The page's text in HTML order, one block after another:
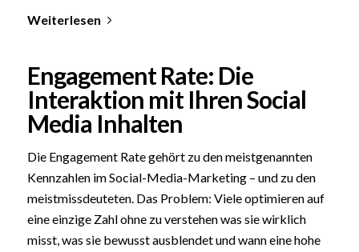
Weiterlesen
Engagement Rate: Die
Interaktion mit Ihren Social
Media Inhalten
Die Engagement Rate gehört zu den meistgenannten
Kennzahlen im Social-Media-Marketing – und zu den
meistmissdeuteten. Das Problem: Viele optimieren auf
eine einzige Zahl ohne zu verstehen was sie wirklich
misst, was sie bewusst ausblendet und wann eine hohe